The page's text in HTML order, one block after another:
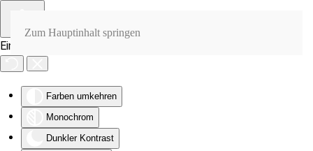
Eingabehilfen öffnen
Farben umkehren
Monochrom
Dunkler Kontrast
Zum Hauptinhalt springen